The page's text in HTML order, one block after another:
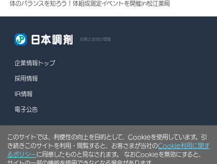
体のバランスを知ろう！体組成測定イベントを開催in松江薬局
お客さま向け情報
企業情報トップ
採用情報
IR情報
電子公告
情報セキュリティポリシー 個人情報保護方針
ソーシャルメディアポリシー 行動計画 利用規約
このサイトでは、利便性の向上を目的として、Cookieを使用しています。引
き続きこのサイトを利用・閲覧すると、お客さまが当社のCookie利用に関す
るポリシーに同意したものと見なされます。 なおCookieを無効にすると、